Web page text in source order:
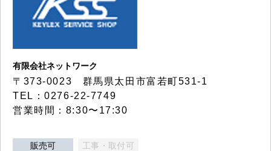
有限会社ネットワーク
〒373-0023 群馬県太田市富若町531-1
TEL：0276-22-7749
営業時間：8:30〜17:30
販売可 工事・取付可